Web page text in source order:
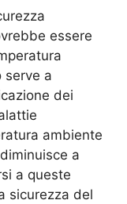
essere
serve a
dei
ambiente
a
a queste
sicurezza del